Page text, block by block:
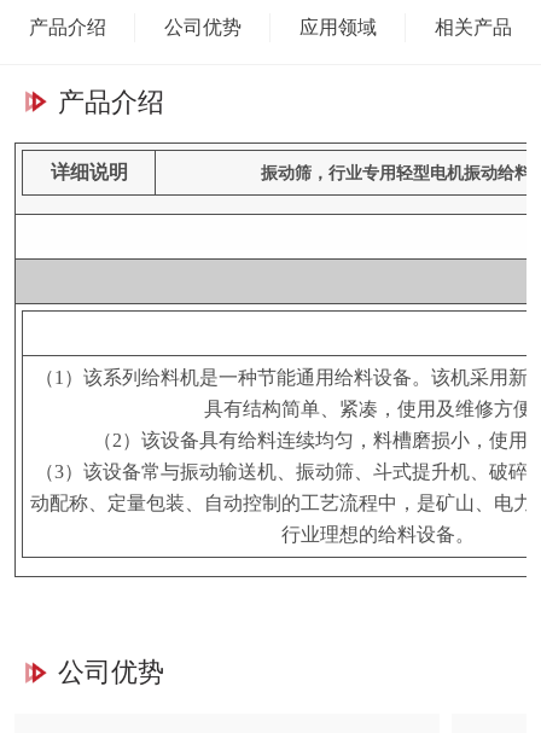
产品介绍 公司优势 应用领域 相关产品
产品介绍
详细说明 振动筛，行业专用轻型电机振动给料
（1 ）该系列给料机是一种节能通用给料设备。该机采用新
具有结构简单、紧凑，使用及维修方便
（2）该设备具有给料连续均匀，料槽磨损小，使用
（3）该设备常与振动输送机、振动筛、斗式提升机、破碎
动配称、定量包装、自动控制的工艺流程中，是矿山、电力
行业理想的给料设备。
公司优势